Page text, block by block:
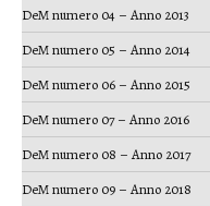
DeM numero 04 – Anno 2013
DeM numero 05 – Anno 2014
DeM numero 06 – Anno 2015
DeM numero 07 – Anno 2016
DeM numero 08 – Anno 2017
DeM numero 09 – Anno 2018